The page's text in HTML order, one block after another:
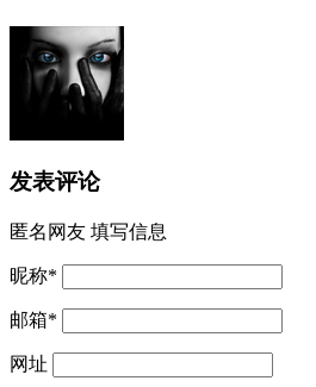
发表评论
匿名网友 填写信息
昵称*
邮箱*
网址